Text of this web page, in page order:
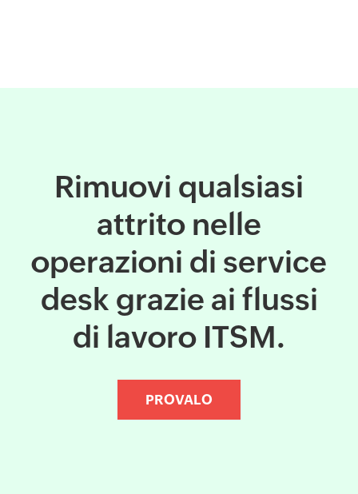
Rimuovi qualsiasi
attrito nelle
operazioni di service
desk grazie ai flussi
di lavoro ITSM.
PROVALO